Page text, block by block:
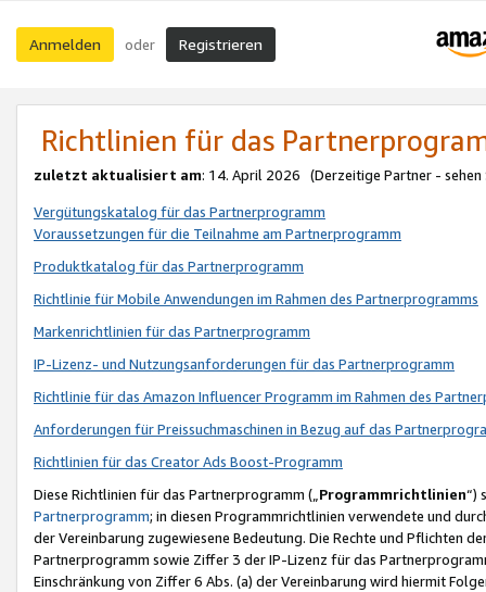
Anmelden oder Registrieren
Richtlinien für das
zuletzt aktualisiert am: 14. April 2026 (Derzeitige Partner - sehen
Vergütungskatalog für das Partnerprogramm
Voraussetzungen für die Teilnahme am Partnerprogramm
Produktkatalog für das Partnerprogramm
Richtlinie für Mobile Anwendungen im Rahmen des Partnerprogramms
Markenrichtlinien für das Partnerprogramm
IP-Lizenz- und Nutzungsanforderungen für das Partnerprogramm
Richtlinie für das Amazon Influencer Programm im Rahmen des
Anforderungen für Preissuchmaschinen in Bezug auf das
Richtlinien für das Creator Ads Boost-Programm
Diese Richtlinien für das Partnerprogramm („Programmrichtlinien“)
Partnerprogramm; in diesen Programmrichtlinien verwendete und
der Vereinbarung zugewiesene Bedeutung. Die Rechte und Pflichten
Partnerprogramm sowie Ziffer 3 der IP-Lizenz für das
Einschränkung von Ziffer 6 Abs. (a) der Vereinbarung wird hiermit